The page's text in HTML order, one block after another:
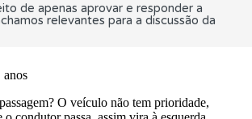
de apenas aprovar e responder a
relevantes para a discussão da